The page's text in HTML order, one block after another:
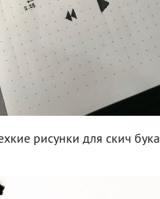
рисунки для скич бука